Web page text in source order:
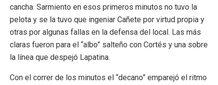
cancha. Sarmiento en esos primeros minutos no tuvo la
pelota y se la tuvo que ingeniar Cañete por virtud propia y
otras por algunas fallas en la defensa del local. Las más
claras fueron para el “albo” salteño con Cortés y una sobre
la línea que despejó Lapatina.
Con el correr de los minutos el “decano” emparejó el ritmo